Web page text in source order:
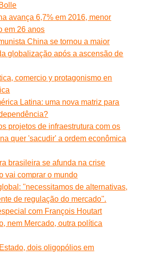
avança 6,7% em 2016, menor
em 26 anos
China se tornou a maior
globalização após a ascensão de
comercio y protagonismo en
Latina: uma nova matriz para
projetos de infraestrutura com os
quer 'sacudir' a ordem econômica
brasileira se afunda na crise
vai comprar o mundo
''necessitamos de alternativas,
de regulação do mercado''.
com François Houtart
nem Mercado, outra política
dois oligopólios em